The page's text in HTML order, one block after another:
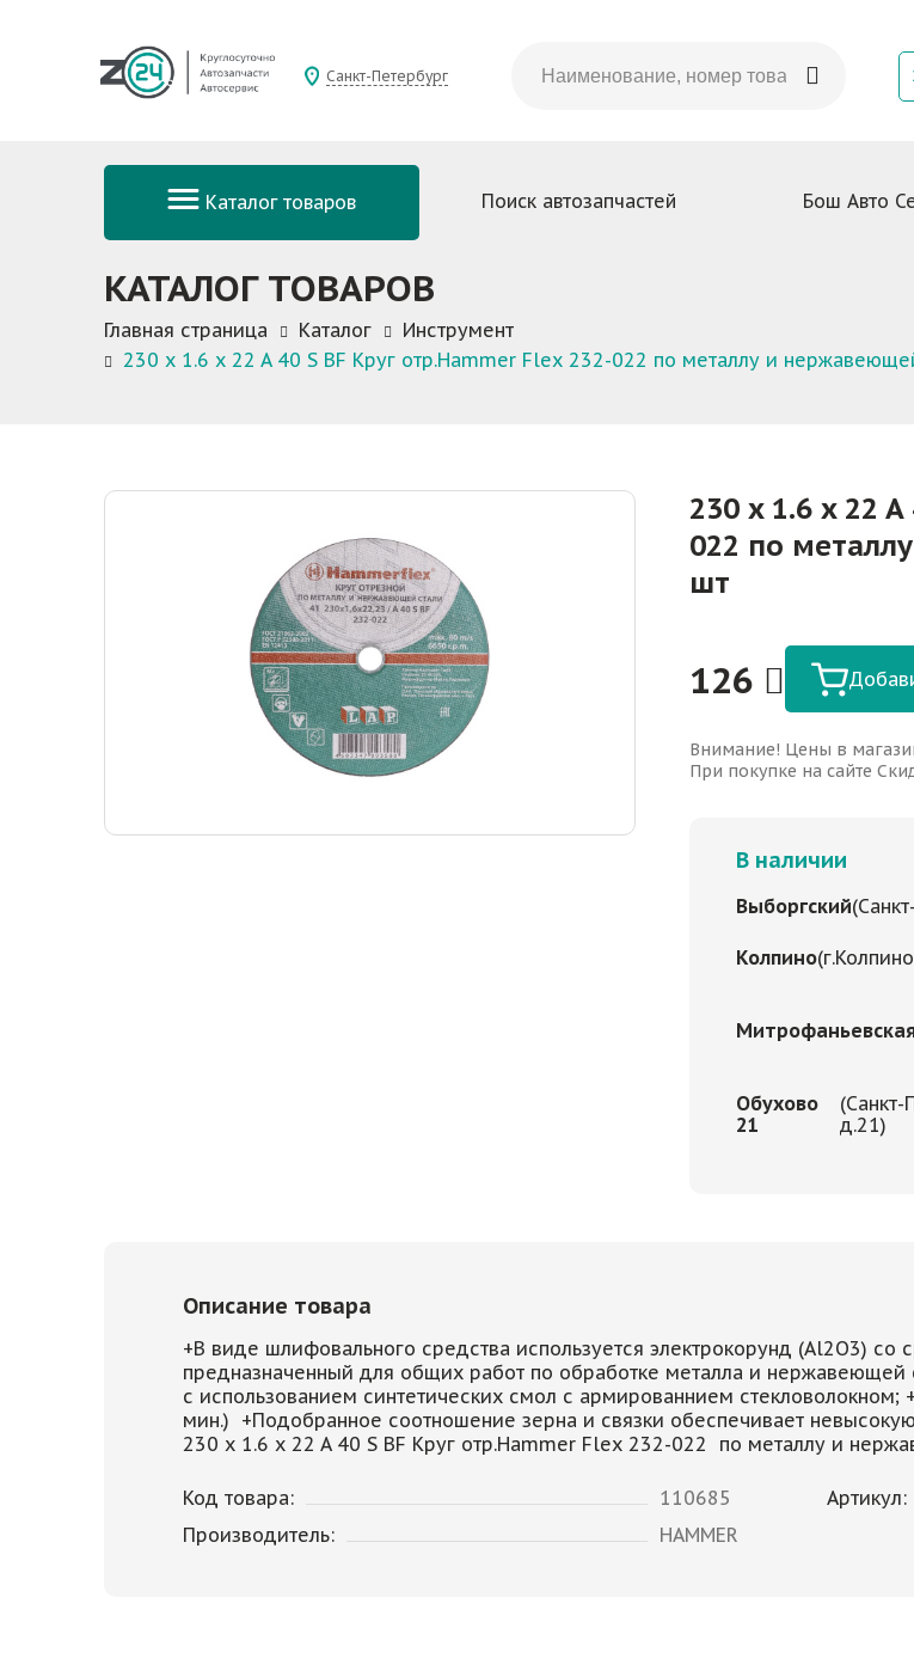
Санкт-Петербург
Каталог товаров Поиск автозапчастей Бош Авто
КАТАЛОГ ТОВАРОВ
Главная страница Каталог
Инструмент
230 x 1.6 x 22 A 40 S BF Круг отр.Hammer Flex 232-022 по металлу и
230 x 1.6 x 22
022 по
шт
126
Внимание! Цены в
При покупке на сайте
В наличии
Выборгский
Колпино
Обухово
21
д.21)
Описание товара
+В виде шлифовального средства используется электрокорунд (Al2O3)
предназначенный для общих работ по обработке металла и нержавеющей
с использованием синтетических смол с армированнием
мин.) +Подобранное соотношение зерна и связки обеспечивает
230 x 1.6 x 22 A 40 S BF Круг отр.Hammer Flex 232-022 по металлу и
Код товара:
110685
Производитель:
HAMMER
Артикул: